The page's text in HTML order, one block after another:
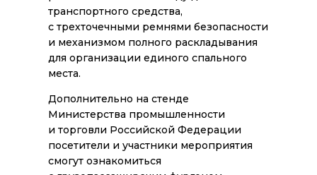
транспортного средства,
с трехточечными ремнями безопасности
и механизмом полного раскладывания
для организации единого спального
места.
Дополнительно на стенде
Министерства промышленности
и торговли Российской Федерации
посетители и участники мероприятия
смогут ознакомиться